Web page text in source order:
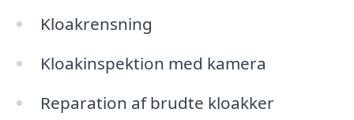
Kloakrensning
Kloakinspektion med kamera
Reparation af brudte kloakker